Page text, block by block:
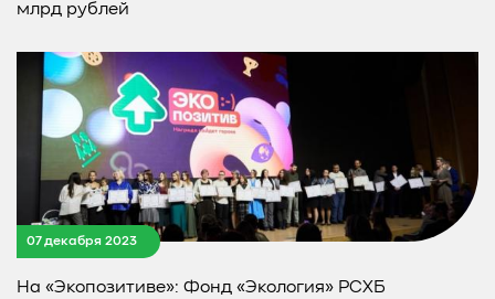
млрд рублей
07 декабря 2023
На «Экопозитиве»: Фонд «Экология» РСХБ